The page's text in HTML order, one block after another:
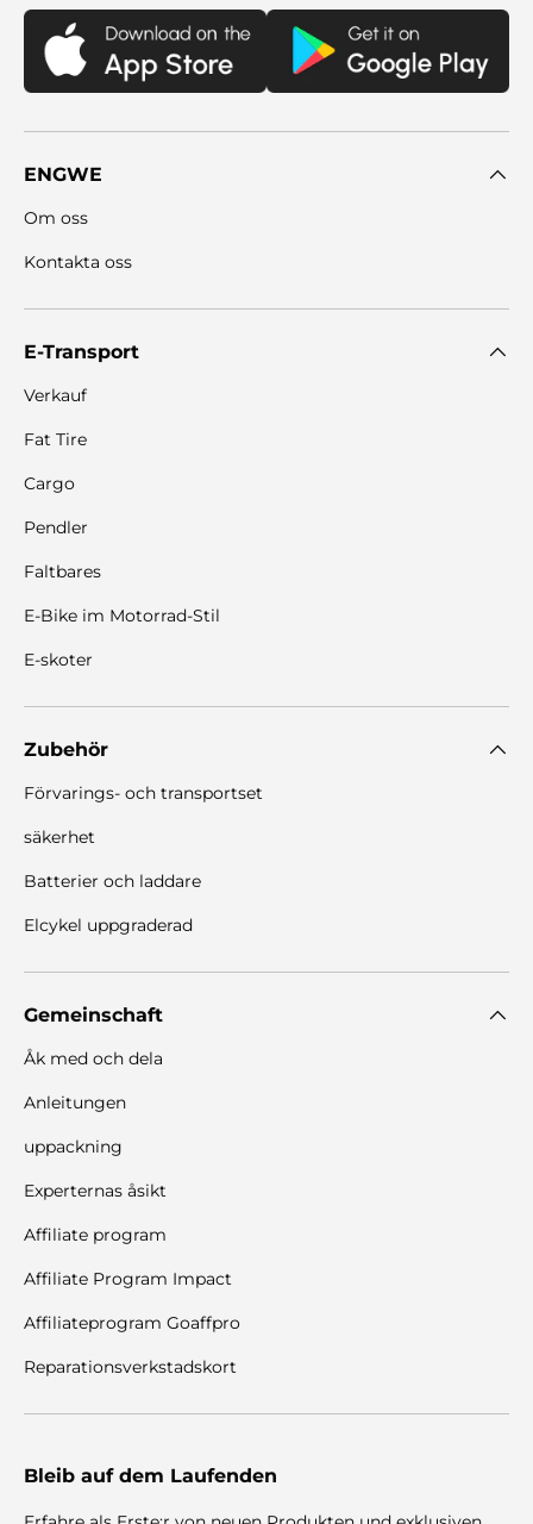
ENGWE
Om oss
Kontakta oss
E-Transport
Verkauf
Fat Tire
Cargo
Pendler
Faltbares
E-Bike im Motorrad-Stil
E-skoter
Zubehör
Förvarings- och transportset
säkerhet
Batterier och laddare
Elcykel uppgraderad
Gemeinschaft
Åk med och dela
Anleitungen
uppackning
Experternas åsikt
Affiliate program
Affiliate Program Impact
Affiliateprogram Goaffpro
Reparationsverkstadskort
Bleib auf dem Laufenden